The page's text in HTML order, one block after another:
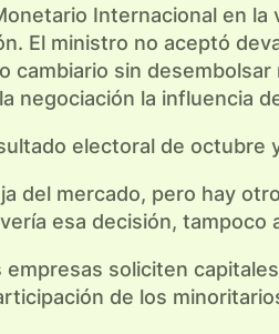
Internacional en
El ministro no aceptó
cambiario sin
negociación la influencia
electoral de octubre
del mercado, pero hay
esa decisión, tampoco
soliciten
de los